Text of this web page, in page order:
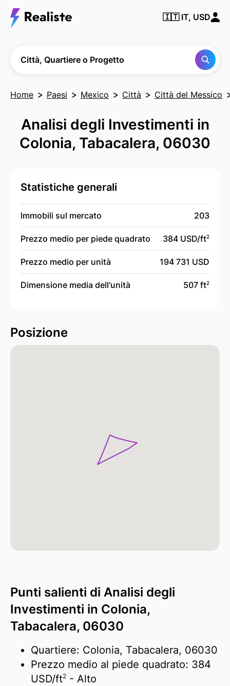
🇮🇹 IT, USD
Città, Quartiere o Progetto
Home Paesi Mexico Città Città del Messico
Analisi degli Investimenti in
Colonia, Tabacalera, 06030
Statistiche generali
Immobili sul mercato 203
Prezzo medio per piede quadrato 384 USD/ft2
Prezzo medio per unità 194 731 USD
Dimensione media dell'unità 507 ft2
Posizione
Punti salienti di Analisi degli
Investimenti in Colonia,
Tabacalera, 06030
Quartiere: Colonia, Tabacalera, 06030
Prezzo medio al piede quadrato: 384
USD/ft2 - Alto